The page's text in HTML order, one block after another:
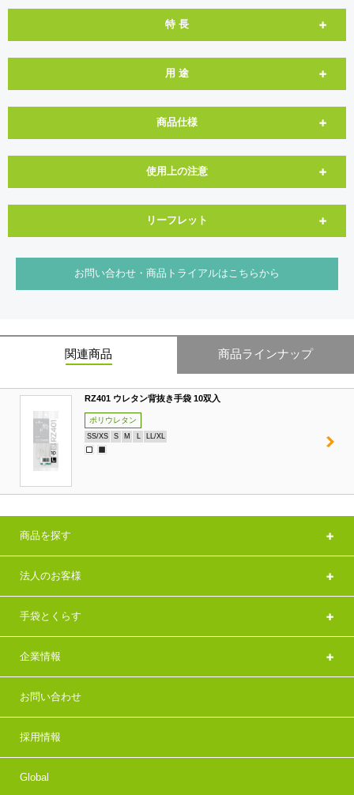
特 長
用 途
商品仕様
使用上の注意
リーフレット
お問い合わせ・商品トライアルはこちらから
関連商品 商品ラインナップ
RZ401 ウレタン背抜き手袋 10双入
ポリウレタン
SS/XS S M LL/XL
商品を探す
法人のお客様
手袋とくらす
企業情報
お問い合わせ
採用情報
Global